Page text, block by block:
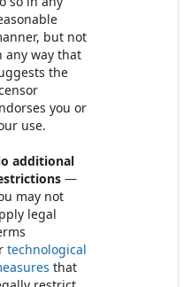
but not
any way that
the
you or
use.
additional
—
may not
legal
technological
that